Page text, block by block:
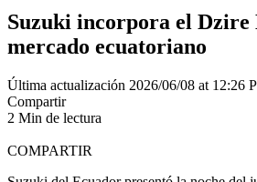
Suzuki incorpora el
mercado ecuatoriano
Última actualización 2026/06/08 at 12:26
Compartir
2 Min de lectura
COMPARTIR